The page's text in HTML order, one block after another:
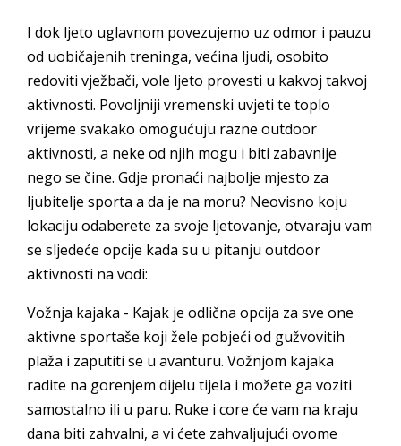
I dok ljeto uglavnom povezujemo uz odmor i pauzu
od uobičajenih treninga, većina ljudi, osobito
redoviti vježbači, vole ljeto provesti u kakvoj takvoj
aktivnosti. Povoljniji vremenski uvjeti te toplo
vrijeme svakako omogućuju razne outdoor
aktivnosti, a neke od njih mogu i biti zabavnije
nego se čine. Gdje pronaći najbolje mjesto za
ljubitelje sporta a da je na moru? Neovisno koju
lokaciju odaberete za svoje ljetovanje, otvaraju vam
se sljedeće opcije kada su u pitanju outdoor
aktivnosti na vodi:
Vožnja kajaka - Kajak je odlična opcija za sve one
aktivne sportaše koji žele pobjeći od gužvovitih
plaža i zaputiti se u avanturu. Vožnjom kajaka
radite na gorenjem dijelu tijela i možete ga voziti
samostalno ili u paru. Ruke i core će vam na kraju
dana biti zahvalni, a vi ćete zahvaljujući ovome